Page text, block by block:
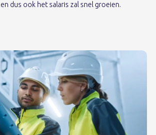
dus ook het salaris zal snel groeien.